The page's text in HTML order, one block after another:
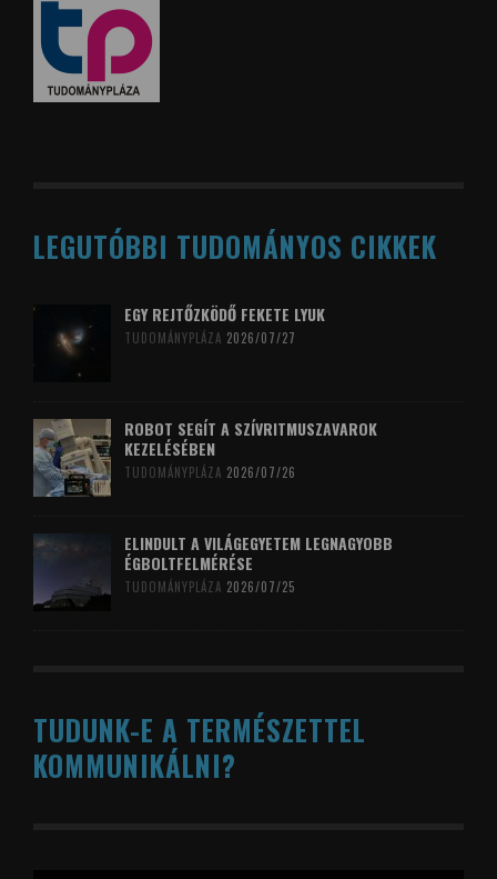
LEGUTÓBBI TUDOMÁNYOS CIKKEK
EGY REJTŐZKÖDŐ FEKETE LYUK
TUDOMÁNYPLÁZA 2026/07/27
ROBOT SEGÍT A SZÍVRITMUSZAVAROK
KEZELÉSÉBEN
TUDOMÁNYPLÁZA 2026/07/26
ELINDULT A VILÁGEGYETEM LEGNAGYOBB
ÉGBOLTFELMÉRÉSE
TUDOMÁNYPLÁZA 2026/07/25
TUDUNK-E A TERMÉSZETTEL
KOMMUNIKÁLNI?